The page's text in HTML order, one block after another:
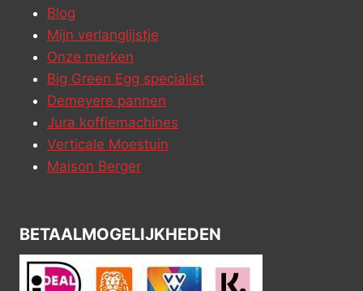
Blog
Mijn verlanglijstje
Onze merken
Big Green Egg specialist
Demeyere pannen
Jura koffiemachines
Verticale Moestuin
Maison Berger
BETAALMOGELIJKHEDEN